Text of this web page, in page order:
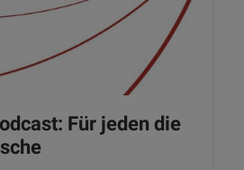
Für jeden die